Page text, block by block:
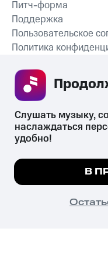
Питч-форма
Поддержка
Пользовательское
Политика
психотропных веществ,
их незаконный оборот
законодательством
© 2026 ООО «КИОН».
Все права защищены
Мы используем
Слушать музыку,
наслаждаться
удобно!
В